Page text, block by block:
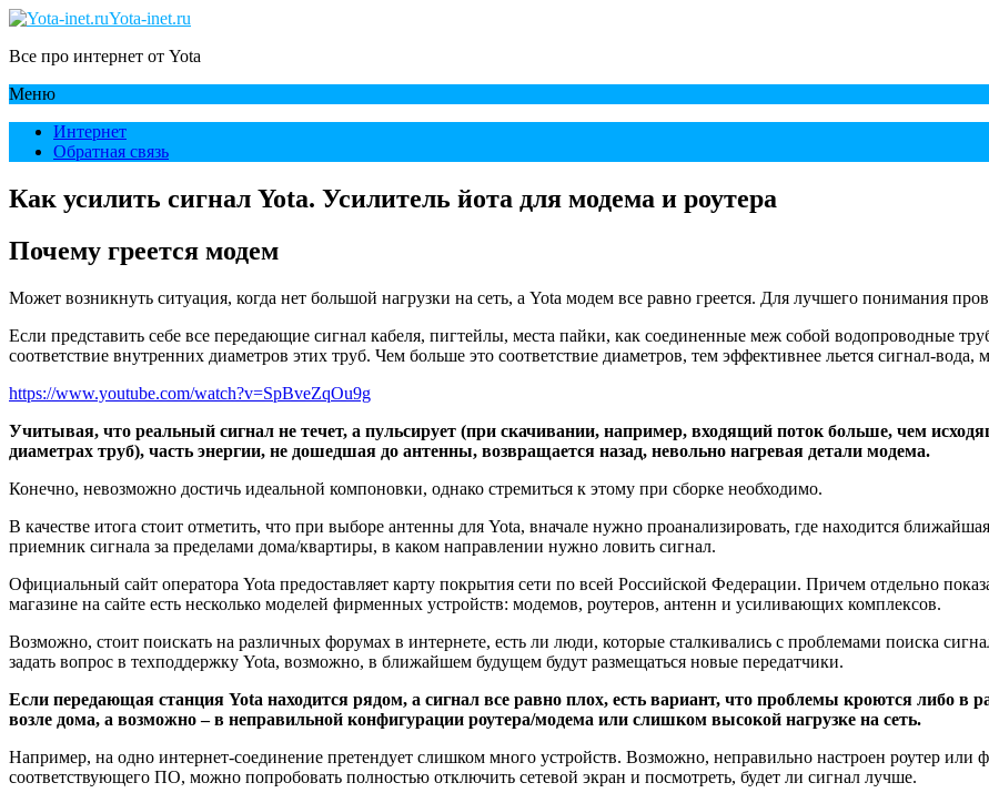
Yota-inet.ru
Все про интернет от Yota
Меню
Интернет
Обратная связь
Как усилить сигнал Yota. Усилитель йота для модема и роутера
Почему греется модем
Может возникнуть ситуация, когда нет большой нагрузки на сеть, а Yota модем все равно греется. Для лучшего понимания
Если представить себе все передающие сигнал кабеля, пигтейлы, места пайки, как соединенные меж собой водопроводные
соответствие внутренних диаметров этих труб. Чем больше это соответствие диаметров, тем эффективнее льется сигнал-
https://www.youtube.com/watch?v=SpBveZqOu9g
Учитывая, что реальный сигнал не течет, а пульсирует (при скачивании, например, входящий поток больше, чем
диаметрах труб), часть энергии, не дошедшая до антенны, возвращается назад, невольно нагревая детали модема.
Конечно, невозможно достичь идеальной компоновки, однако стремиться к этому при сборке необходимо.
В качестве итога стоит отметить, что при выборе антенны для Yota, вначале нужно проанализировать, где находится
приемник сигнала за пределами дома/квартиры, в каком направлении нужно ловить сигнал.
Официальный сайт оператора Yota предоставляет карту покрытия сети по всей Российской Федерации. Причем отдельно
магазине на сайте есть несколько моделей фирменных устройств: модемов, роутеров, антенн и усиливающих комплексов.
Возможно, стоит поискать на различных форумах в интернете, есть ли люди, которые сталкивались с проблемами поиска
задать вопрос в техподдержку Yota, возможно, в ближайшем будущем будут размещаться новые передатчики.
Если передающая станция Yota находится рядом, а сигнал все равно плох, есть вариант, что проблемы кроются либо
возле дома, а возможно – в неправильной конфигурации роутера/модема или слишком высокой нагрузке на сеть.
Например, на одно интернет-соединение претендует слишком много устройств. Возможно, неправильно настроен роутер
соответствующего ПО, можно попробовать полностью отключить сетевой экран и посмотреть, будет ли сигнал лучше.